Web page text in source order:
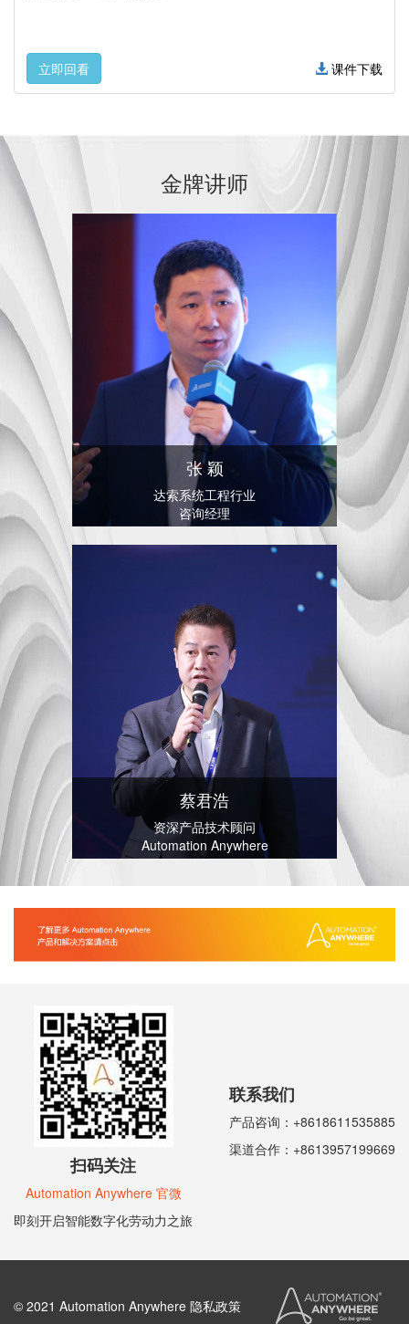
立即回看 课件下载
金牌讲师
张 颖
达索系统工程行业
咨询经理
蔡君浩
资深产品技术顾问
Automation Anywhere
扫码关注
Automation Anywhere 官微
即刻开启智能数字化劳动力之旅
联系我们
产品咨询：+8618611535885
渠道合作：+8613957199669
© 2021 Automation Anywhere 隐私政策